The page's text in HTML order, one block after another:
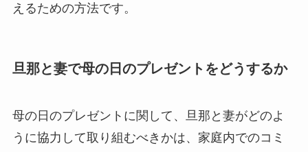
えるための方法です。
旦那と妻で母の日のプレゼントをどうするか
母の日のプレゼントに関して、旦那と妻がどのよ
うに協力して取り組むべきかは、家庭内でのコミ